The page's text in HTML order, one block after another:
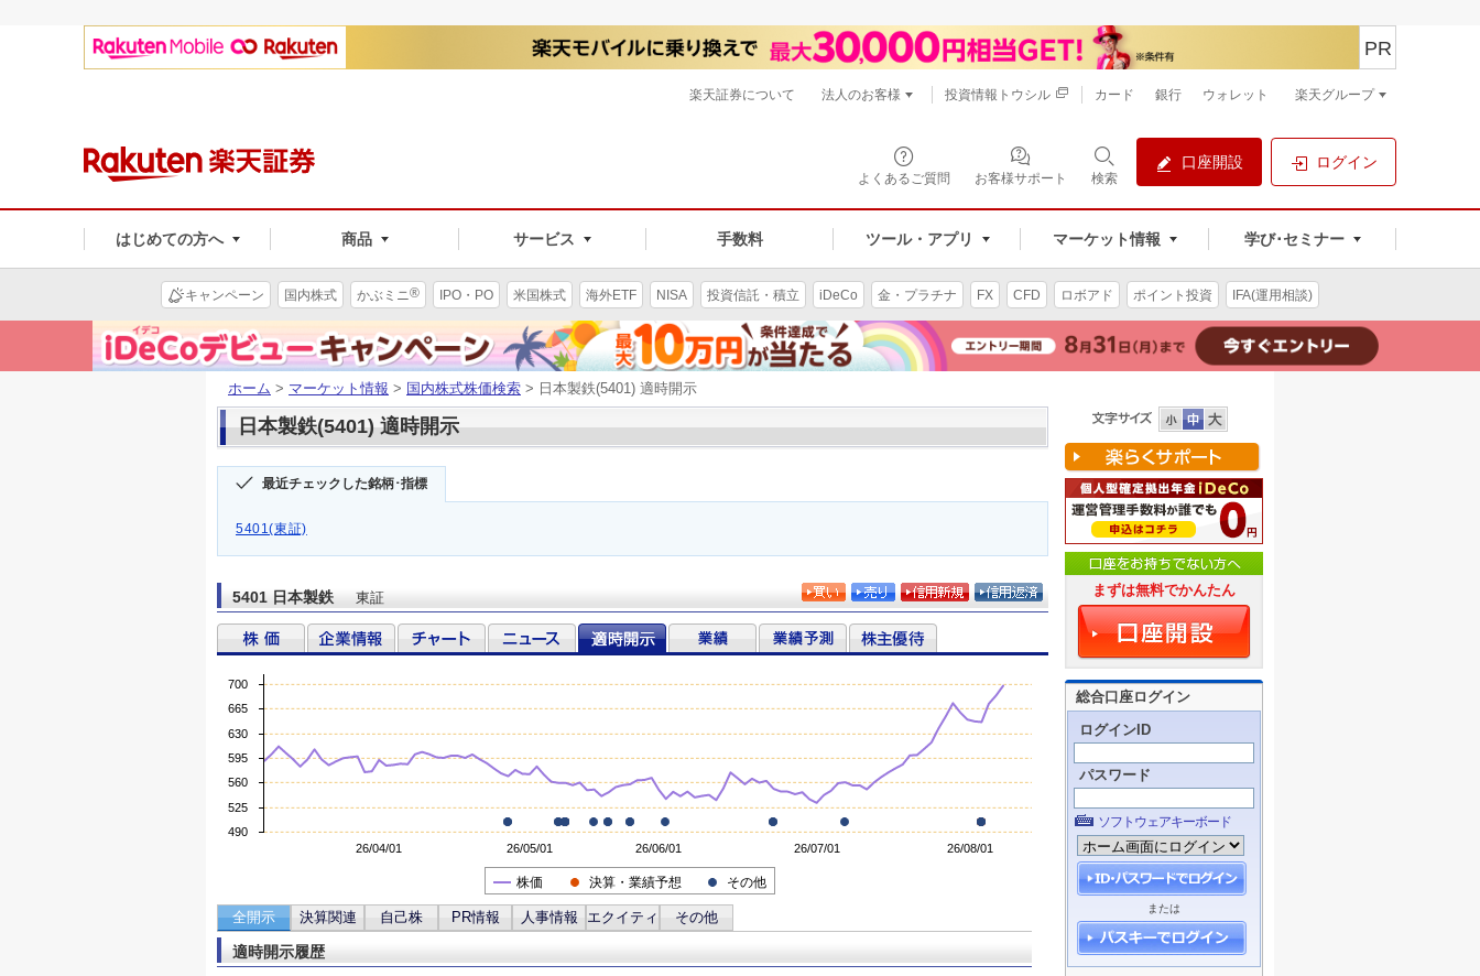
よくあるご質問 お客様サポート 検索
口座開設 ログイン
はじめての方へ 商品 サービス 手数料 ツール・アプリ マーケット情報 学び･セミナー
PR
楽天証券について 法人のお客様 投資情報トウシル カード 銀行 ウォレット 楽天グループ
キャンペーン 国内株式 かぶミニ® IPO・PO 米国株式 海外ETF NISA 投資信託・積立 iDeCo 金・プラチナ FX CFD ロボアド ポイント投資 IFA(運用相談)
ホーム > マーケット情報 > 国内株式株価検索 > 日本製鉄(5401) 適時開示
日本製鉄(5401) 適時開示
最近チェックした銘柄･指標
5401(東証)
5401 日本製鉄 東証 まずは無料でかんたん
総合口座ログイン
ログインID
パスワード
ソフトウェアキーボード
または